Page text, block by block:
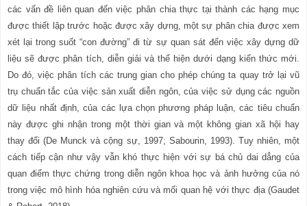
các vấn đề liên quan đến việc phân chia thực tại thành các hạng mục
được thiết lập trước hoặc được xây dựng, một sự phân chia được xem
xét lại trong suốt “con đường” đi từ sự quan sát đến việc xây dựng dữ
liệu sẽ được phân tích, diễn giải và thể hiện dưới dạng kiến thức mới.
Do đó, việc phân tích các trung gian cho phép chúng ta quay trở lại vũ
trụ chuẩn tắc của việc sản xuất diễn ngôn, của việc sử dụng các nguồn
dữ liệu nhất định, của các lựa chọn phương pháp luận, các tiêu chuẩn
này được ghi nhận trong một thời gian và một không gian xã hội hay
thay đổi (De Munck và cộng sự, 1997; Sabourin, 1993). Tuy nhiên, một
cách tiếp cận như vậy vẫn khó thực hiện với sự bá chủ dai dẳng của
quan điểm thực chứng trong diễn ngôn khoa học và ảnh hưởng của nó
trong việc mô hình hóa nghiên cứu và mối quan hệ với thực địa (Gaudet